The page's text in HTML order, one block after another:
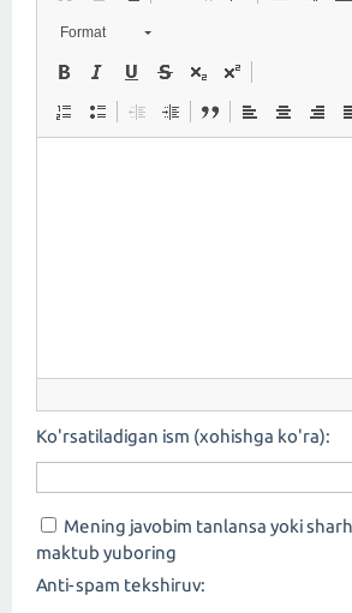
Format
Ko'rsatiladigan ism (xohishga ko'ra):
Mening javobim tanlansa yoki
maktub yuboring
Anti-spam tekshiruv: